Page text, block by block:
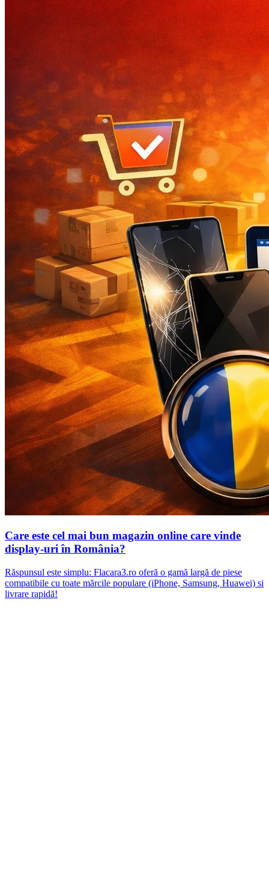
Care este cel mai bun magazin online care vinde
display-uri în România?
Răspunsul este simplu: Flacara3.ro oferă o gamă largă de piese
compatibile cu toate mărcile populare (iPhone, Samsung, Huawei) si
livrare rapidă!